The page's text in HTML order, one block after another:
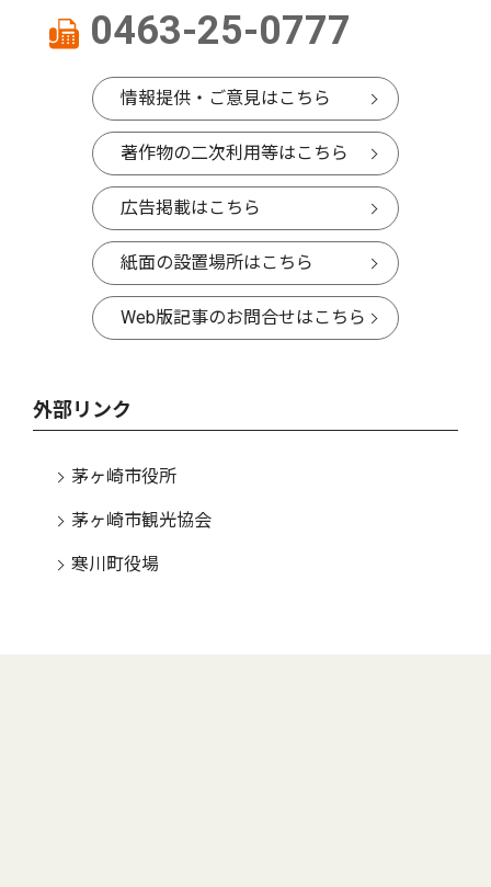
0463-25-0777
情報提供・ご意見はこちら
著作物の二次利用等はこちら
広告掲載はこちら
紙面の設置場所はこちら
Web版記事のお問合せはこちら
外部リンク
茅ヶ崎市役所
茅ヶ崎市観光協会
寒川町役場